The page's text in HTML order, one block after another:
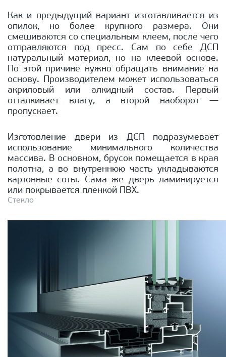
Как и предыдущий вариант изготавливается из
опилок, но более крупного размера. Они
смешиваются со специальным клеем, после чего
отправляются под пресс. Сам по себе ДСП
натуральный материал, но на клеевой основе.
По этой причине нужно обращать внимание на
основу. Производителем может использоваться
акриловый или алкидный состав. Первый
отталкивает влагу, а второй наоборот —
пропускает.
Изготовление двери из ДСП подразумевает
использование минимального количества
массива. В основном, брусок помещается в края
полотна, а во внутреннюю часть укладываются
картонные соты. Сама же дверь ламинируется
или покрывается пленкой ПВХ.
Стекло